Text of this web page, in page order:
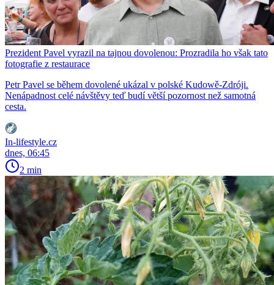
Prezident Pavel vyrazil na tajnou dovolenou: Prozradila ho však tato
fotografie z restaurace
Petr Pavel se během dovolené ukázal v polské Kudowě-Zdróji.
Nenápadnost celé návštěvy teď budí větší pozornost než samotná
cesta.
In-lifestyle.cz
dnes, 06:45
2 min